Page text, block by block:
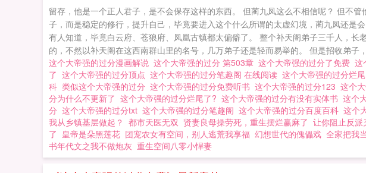
留存，他是一个正人君子，是不会保存这样的东西。 但蔺九凤这么不相信呢？ 但不
子，而是稳定的修行，提升自己，毕竟要进入这个什么所谓的太虚幻境，蔺九凤还
有人知道，毕竟白云府、苍狼府、凤凰古镇都太偏僻了。 整个补天阁弟子三千人，
的，不然以补天阁在这西南群山里的名号，几万弟子还是轻而易举的。 但是招收弟子
这个大帝强的过分漫画解说 这个大帝强的过分 第503章 这个大帝强的过分了免费 这
了 这个大帝强的过分顶点 这个大帝强的过分笔趣阁 在线阅读 这个大帝强的过分烂尾
科 类似这个大帝强的过分 这个大帝强的过分免费听书 这个大帝强的过分123 这个
分为什么不更新了 这个大帝强的过分烂尾了? 这个大帝强的过分有没有实体书 这个
分 这个大帝强的过分txt 这个大帝强的过分笔趣阁 这个大帝强的过分百度百科 这个
我从乡镇基层做起？ 都市天医无双 贤妻良母操劳死，重生摆烂赢麻了 让你阻止反
了 皇帝是朵黑莲花 团宠农女有空间，别人逃荒我享福 幻想世代的傀儡戏 全家把我
书年代文之我不做炮灰 重生空间八零小悍妻